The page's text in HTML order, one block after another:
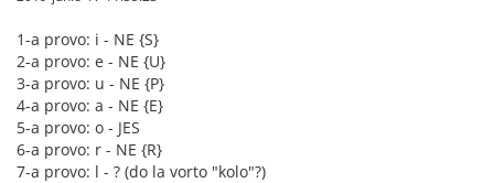
1-a provo: i - NE {S}
2-a provo: e - NE {U}
3-a provo: u - NE {P}
4-a provo: a - NE {E}
5-a provo: o - JES
6-a provo: r - NE {R}
7-a provo: l - ? (do la vorto "kolo"?)